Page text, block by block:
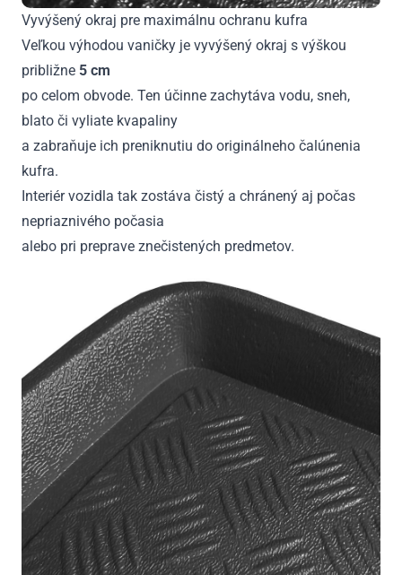
Vyvýšený okraj pre maximálnu ochranu kufra
Veľkou výhodou vaničky je vyvýšený okraj s výškou
približne 5 cm
po celom obvode. Ten účinne zachytáva vodu, sneh,
blato či vyliate kvapaliny
a zabraňuje ich preniknutiu do originálneho čalúnenia
kufra.
Interiér vozidla tak zostáva čistý a chránený aj počas
nepriaznivého počasia
alebo pri preprave znečistených predmetov.